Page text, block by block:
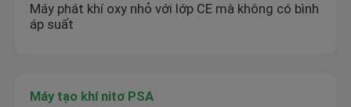
Máy phát khí oxy nhỏ với lớp CE mà không có bình
áp suất
Máy tạo khí nitơ PSA